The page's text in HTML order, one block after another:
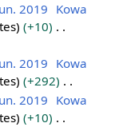
2019 Kowa
+10
2019 Kowa
+292
2019 Kowa
+10